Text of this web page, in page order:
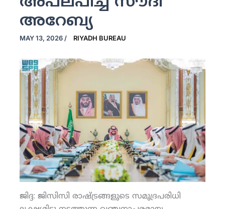
അറേബ്യ
MAY 13, 2026 / RIYADH BUREAU
ജിദ്ദ: ജിസിസി രാഷ്ട്രങ്ങളുടെ സമുദ്രപരിധി